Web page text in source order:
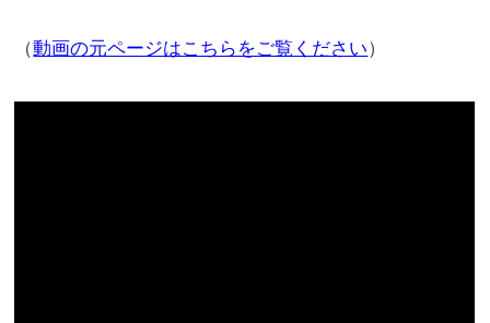
（動画の元ページはこちらをご覧ください）